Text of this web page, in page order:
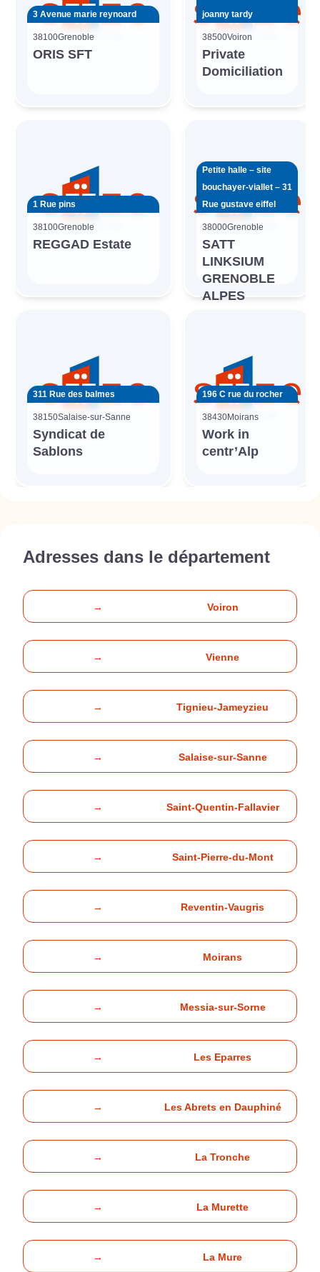
3 Avenue marie reynoard
38100Grenoble
ORIS SFT
joanny tardy
38500Voiron
Private
Domiciliation
1 Rue pins
38100Grenoble
REGGAD Estate
Petite halle – site
bouchayer-viallet – 31
Rue gustave eiffel
38000Grenoble
SATT
LINKSIUM
GRENOBLE
ALPES
311 Rue des balmes
38150Salaise-sur-Sanne
Syndicat de
Sablons
196 C rue du rocher
38430Moirans
Work in
centr’Alp
Adresses dans le département
→ Voiron
→ Vienne
→ Tignieu-Jameyzieu
→ Salaise-sur-Sanne
→ Saint-Quentin-Fallavier
→ Saint-Pierre-du-Mont
→ Reventin-Vaugris
→ Moirans
→ Messia-sur-Sorne
→ Les Eparres
→ Les Abrets en Dauphiné
→ La Tronche
→ La Murette
→ La Mure